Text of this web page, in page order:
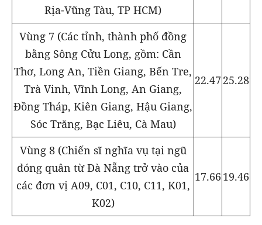
Rịa-Vũng Tàu, TP HCM)
Vùng 7 (Các tỉnh, thành phố đồng
bằng Sông Cửu Long, gồm: Cần
Thơ, Long An, Tiền Giang, Bến Tre,
Trà Vinh, Vĩnh Long, An Giang,
Đồng Tháp, Kiên Giang, Hậu Giang,
Sóc Trăng, Bạc Liêu, Cà Mau)
22.4725.28
Vùng 8 (Chiến sĩ nghĩa vụ tại ngũ
đóng quân từ Đà Nẵng trở vào của
các đơn vị A09, C01, C10, C11, K01,
K02)
17.6619.46